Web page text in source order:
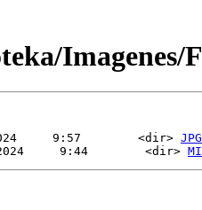
Imagenes/
9:57        <dir> JPG
2024     9:44        <dir>